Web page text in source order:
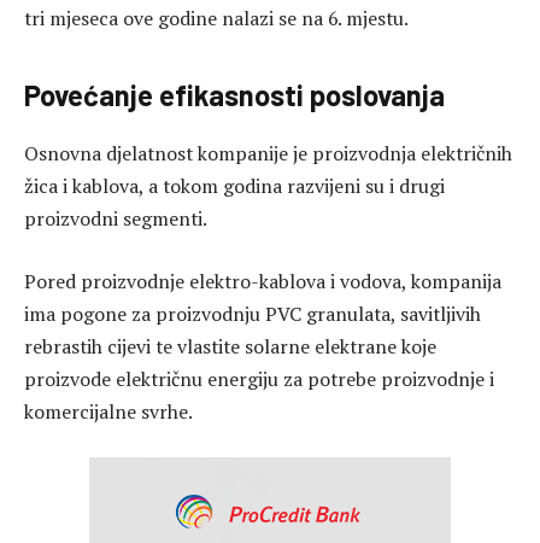
tri mjeseca ove godine nalazi se na 6. mjestu.
Povećanje efikasnosti poslovanja
Osnovna djelatnost kompanije je proizvodnja električnih
žica i kablova, a tokom godina razvijeni su i drugi
proizvodni segmenti.
Pored proizvodnje elektro-kablova i vodova, kompanija
ima pogone za proizvodnju PVC granulata, savitljivih
rebrastih cijevi te vlastite solarne elektrane koje
proizvode električnu energiju za potrebe proizvodnje i
komercijalne svrhe.